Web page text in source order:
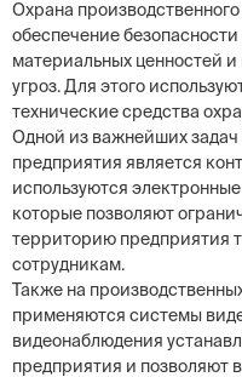
Охрана
обеспечение
материальных ценностей
угроз. Для этого
технические средства
Одной из важнейших задач
предприятия является
используются
которые позволяют
территорию предприятия
сотрудникам.
Также на
применяются системы
видеонаблюдения
предприятия и позволяют